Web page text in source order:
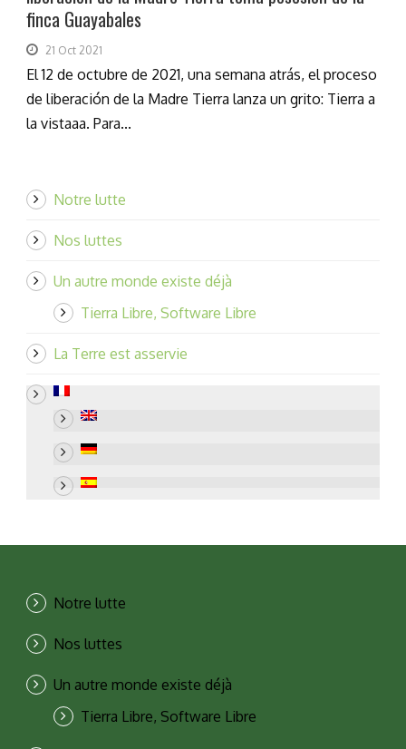
finca Guayabales
21 Oct 2021
El 12 de octubre de 2021, una semana atrás, el proceso
de liberación de la Madre Tierra lanza un grito: Tierra a
la vistaaa. Para...
Notre lutte
Nos luttes
Un autre monde existe déjà
Tierra Libre, Software Libre
La Terre est asservie
Notre lutte
Nos luttes
Un autre monde existe déjà
Tierra Libre, Software Libre